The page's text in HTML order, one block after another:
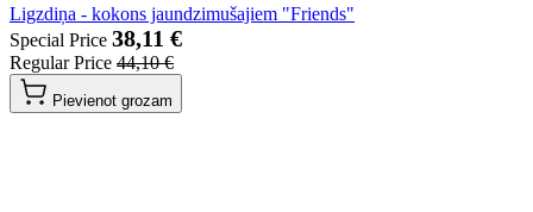
Ligzdiņa - kokons jaundzimušajiem "Friends"
Special Price 38,11 €
Regular Price 44,10 €
Pievienot grozam